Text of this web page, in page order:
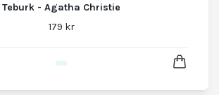
Teburk - Agatha Christie
179 kr